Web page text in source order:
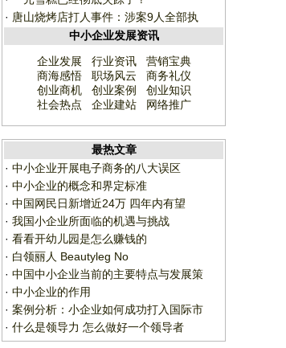
· 唐山烧烤店打人事件：涉案9人全部执
中小企业发展资讯
企业发展
行业资讯
营销宝典
商海感悟
职场风云
商务礼仪
创业商机
创业案例
创业知识
社会热点
企业建站 网络推广
最热文章
· 中小企业开展电子商务的八大误区
· 中小企业的概念和界定标准
· 中国网民日新增近24万 四年内有望
· 我国小企业所面临的机遇与挑战
· 看看开幼儿园是怎么赚钱的
· 白领丽人 Beautyleg No
· 中国中小企业当前的主要特点与发展策
· 中小企业的作用
· 案例分析：小企业如何成功打入国际市
· 什么是领导力 怎么做好一个领导者